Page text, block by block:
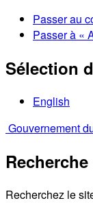
Passer au
Passer à «
Sélection
English
Gouvernement
Recherche
Recherchez le